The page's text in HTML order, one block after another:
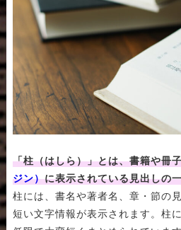
「柱（はしら）」とは、書籍や冊
ジン）に表示されている見出しの一
柱には、書名や著者名、章・節の
短い文字情報が表示されます。柱